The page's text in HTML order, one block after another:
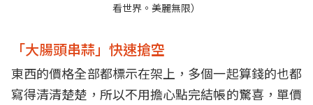
看世界。美麗無限）
「大腸頭串蒜」快速搶空
東西的價格全部都標示在架上，多個一起算錢的也都
寫得清清楚楚，所以不用擔心點完結帳的驚喜，單價